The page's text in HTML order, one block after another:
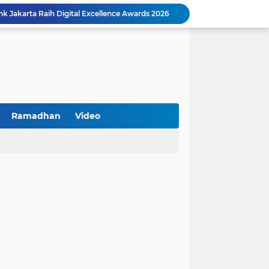
Jakarta Raih Digital Excellence Awards 2026
Peringatan HAN 2026, Pemerintah Pusat Apresiasi Komitmen Surabaya Penuhi Hak dan Lindungi Anak
Kikin Siapkan Program untuk Memajukan NU
Ramadhan Video